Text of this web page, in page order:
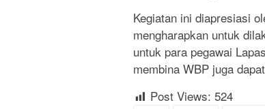
Kegiatan ini diapresiasi
mengharapkan untuk
untuk para pegawai
membina WBP juga
Post Views: 524